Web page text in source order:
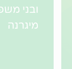
ובני
מיגרנה